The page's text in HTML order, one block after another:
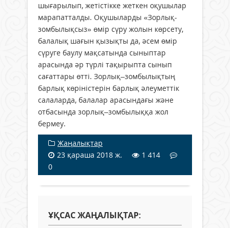
шығарылып, жетістікке жеткен оқушылар
марапатталды. Оқушыларды «Зорлық-
зомбылықсыз» өмір сүру жолын көрсету,
балалық шағын қызықты да, әсем өмір
сүруге баулу мақсатында сыныптар
арасында әр түрлі тақырыпта сынып
сағаттары өтті. Зорлық–зомбылықтың
барлық көріністерін барлық әлеуметтік
салаларда, балалар арасындағы және
отбасында зорлық–зомбылыққа жол
бермеу.
Жаңалықтар
23 қараша 2018 ж.
1 414
0
ҰҚСАС ЖАҢАЛЫҚТАР: